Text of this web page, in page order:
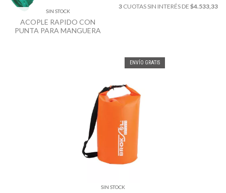
SIN STOCK
ACOPLE RAPIDO CON
PUNTA PARA MANGUERA
3 CUOTAS SIN INTERÉS DE $4.533,33
ENVÍO GRATIS
SIN STOCK